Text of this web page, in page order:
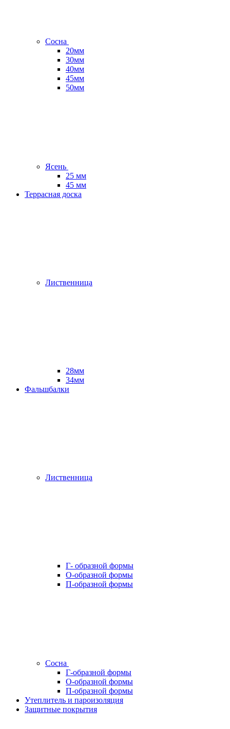
Сосна
20мм
30мм
40мм
45мм
50мм
Ясень
25 мм
45 мм
Террасная доска
Лиственница
28мм
34мм
Фальшбалки
Лиственница
Г- образной формы
О-образной формы
П-образной формы
Сосна
Г-образной формы
О-образной формы
П-образной формы
Утеплитель и пароизоляция
Защитные покрытия